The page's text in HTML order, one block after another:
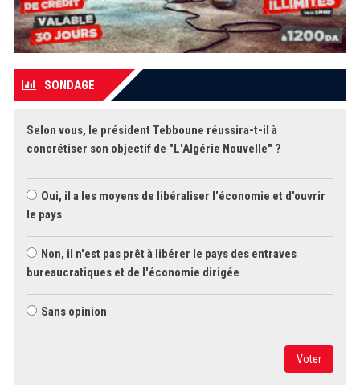
SONDAGE
Selon vous, le président Tebboune réussira-t-il à
concrétiser son objectif de "L'Algérie Nouvelle" ?
Oui, il a les moyens de libéraliser l'économie et d'ouvrir
le pays
Non, il n'est pas prêt à libérer le pays des entraves
bureaucratiques et de l'économie dirigée
Sans opinion
Voter